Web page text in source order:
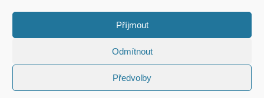
Příjmout
Odmítnout
Předvolby
KONTAKT
Copyright © 2026 VIP Bulvár, All Rights
Reserved